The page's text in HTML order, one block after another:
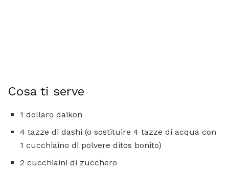
Cosa ti serve
1 dollaro daikon
4 tazze di dashi (o sostituire 4 tazze di acqua con
1 cucchiaino di polvere ditos bonito)
2 cucchiaini di zucchero